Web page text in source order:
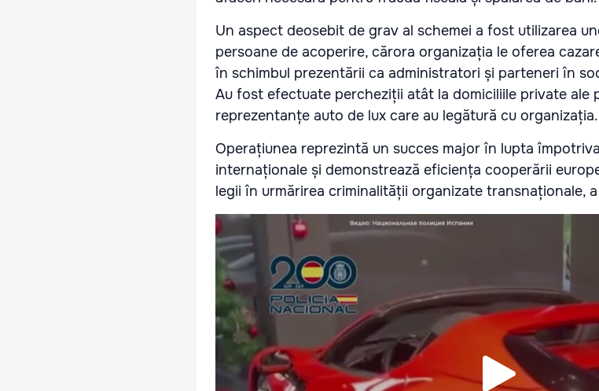
Un aspect deosebit de grav al schemei a fost utilizarea
persoane de acoperire, cărora organizația le oferea
în schimbul prezentării ca administratori și parteneri în
Au fost efectuate percheziții atât la domiciliile private ale
reprezentanțe auto de lux care au legătură cu organizația.
Operațiunea reprezintă un succes major în lupta
internaționale și demonstrează eficiența cooperării
legii în urmărirea criminalității organizate transnaționale,